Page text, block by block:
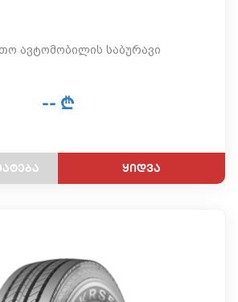
ავტომობილის საბურავი
-- ₾
ყიდვა